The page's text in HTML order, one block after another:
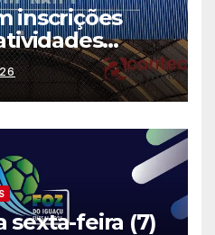
inscrições
sexta-feira (7)